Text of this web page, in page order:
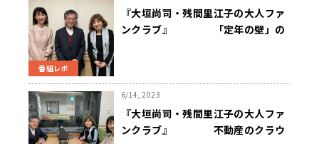
番組レポ
『大垣尚司・残間里江子の大人ファ
ンクラブ』 「定年の壁」の
6/14, 2023
『大垣尚司・残間里江子の大人ファ
ンクラブ』 不動産のクラウ